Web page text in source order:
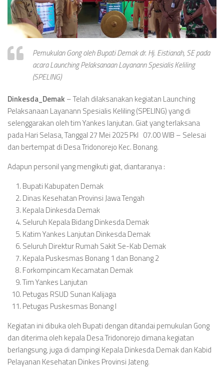
Pemukulan Gong oleh Bupati Demak dr. Hj. Eistianah, SE pada
acara Launching Pelaksanaan Layanann Spesialis Keliling
(SPELING)
Dinkesda_Demak – Telah dilaksanakan kegiatan Launching
Pelaksanaan Layanann Spesialis Keliling (SPELING) yang di
selenggarakan oleh tim Yankes lanjutan. Giat yang terlaksana
pada Hari Selasa, Tanggal 27 Mei 2025 Pkl 07.00 WIB – Selesai
dan bertempat di Desa Tridonorejo Kec. Bonang.
Adapun personil yang mengikuti giat, diantaranya :
Bupati Kabupaten Demak
Dinas Kesehatan Provinsi Jawa Tengah
Kepala Dinkesda Demak
Seluruh Kepala Bidang Dinkesda Demak
Katim Yankes Lanjutan Dinkesda Demak
Seluruh Direktur Rumah Sakit Se-Kab Demak
Kepala Puskesmas Bonang 1 dan Bonang 2
Forkompincam Kecamatan Demak
Tim Yankes Lanjutan
Petugas RSUD Sunan Kalijaga
Petugas Puskesmas Bonang I
Kegiatan ini dibuka oleh Bupati dengan ditandai pemukulan Gong
dan diterima oleh kepala Desa Tridonorejo dimana kegiatan
berlangsung, juga di dampingi Kepala Dinkesda Demak dan Kabid
Pelayanan Kesehatan Dinkes Provinsi Jateng.